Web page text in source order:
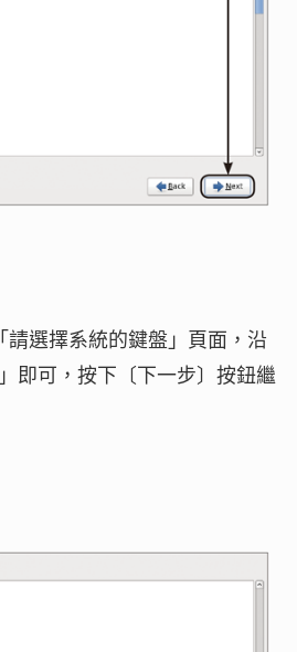
選擇系統的鍵盤」頁面，沿
即可，按下〔下一步〕按鈕繼